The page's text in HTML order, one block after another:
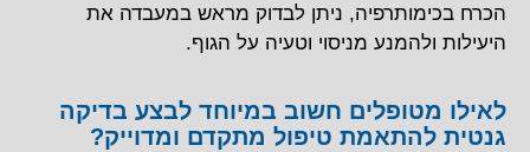
הכרח בכימותרפיה, ניתן לבדוק מראש במעבדה את
היעילות ולהמנע מניסוי וטעיה על הגוף.
לאילו מטופלים חשוב במיוחד לבצע בדיקה
גנטית להתאמת טיפול מתקדם ומדוייק?